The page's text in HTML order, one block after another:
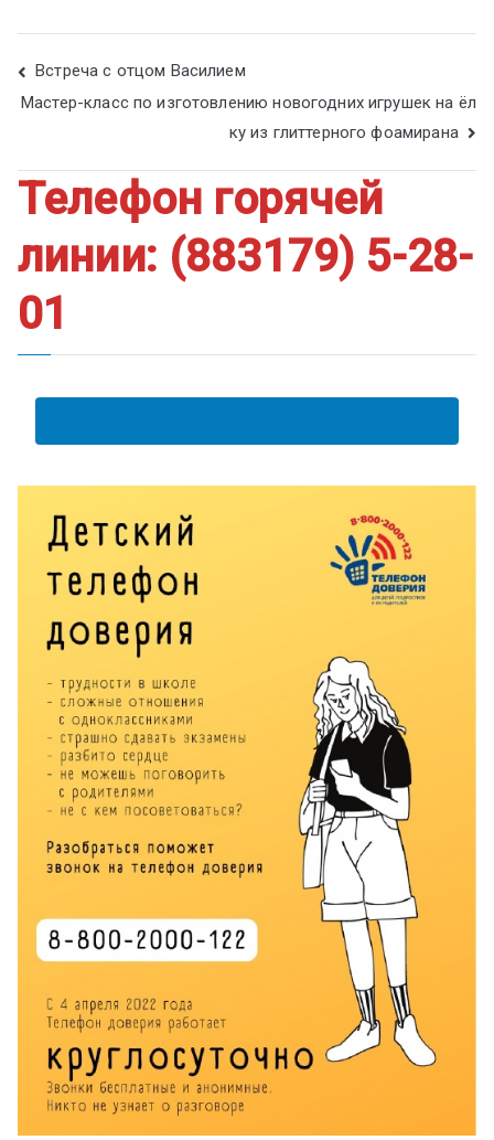
Встреча с отцом Василием
Мастер-класс по изготовлению новогодних игрушек на ёл
ку из глиттерного фоамирана
Телефон горячей
линии: (883179) 5-28-
01